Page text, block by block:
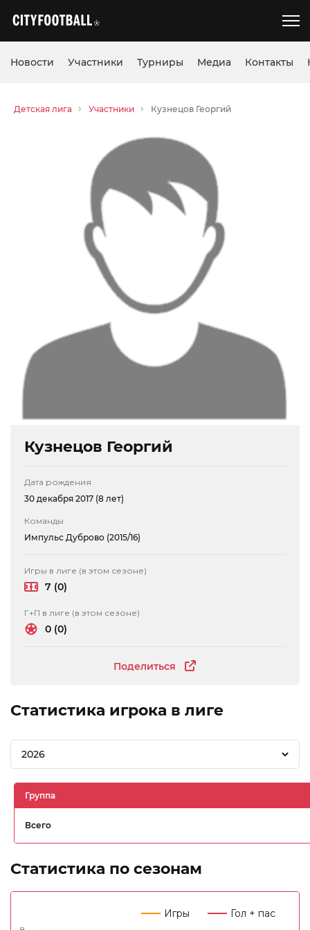
Новости Участники Турниры Медиа Контакты
Детская лига Участники Кузнецов Георгий
Кузнецов Георгий
Поделиться
Дата рождения
30 декабря 2017 (8 лет)
Команды
Импульс Дуброво (2015/16)
Игры в лиге (в этом сезоне)
7 (0)
Г+П в лиге (в этом сезоне)
0 (0)
Статистика игрока в лиге
2026
Группа
Всего
Статистика по сезонам
Игры Гол + пас